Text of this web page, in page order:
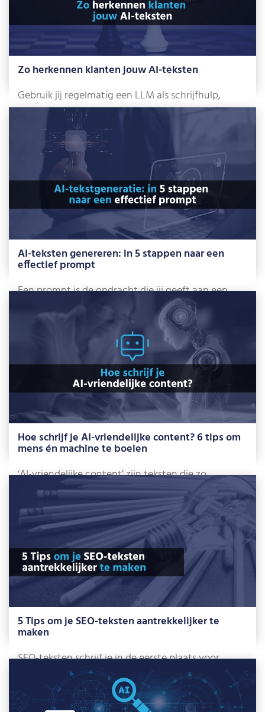
Zo herkennen klanten jouw AI-teksten
Gebruik jij regelmatig een LLM als schrijfhulp,
bijvoorbeeld ChatGPT, Gemini of Claude? Dan
weet […]
Lees meer »
AI-teksten genereren: in 5 stappen naar een
effectief prompt
Een prompt is de opdracht die jij geeft aan een
Large Language Model zoals […]
Lees meer »
Hoe schrijf je AI-vriendelijke content? 6 tips om
mens én machine te boeien
‘AI-vriendelijke content’ zijn teksten die zo
geschreven zijn dat AI-chats ze gemakkelijk
kunnen begrijpen […]
Lees meer »
5 Tips om je SEO-teksten aantrekkelijker te
maken
SEO-teksten schrijf je in de eerste plaats voor
zoekmachines. Dat betekent natuurlijk niet dat […]
Lees meer »